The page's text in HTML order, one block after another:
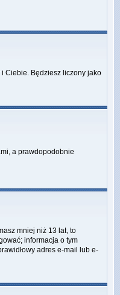
Ciebie. Będziesz liczony jako
a prawdopodobnie
mniej niż 13 lat, to
informacja o tym
adres e-mail lub e-